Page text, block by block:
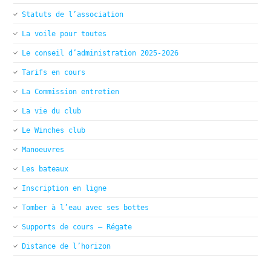
Statuts de l’association
La voile pour toutes
Le conseil d’administration 2025-2026
Tarifs en cours
La Commission entretien
La vie du club
Le Winches club
Manoeuvres
Les bateaux
Inscription en ligne
Tomber à l’eau avec ses bottes
Supports de cours – Régate
Distance de l’horizon